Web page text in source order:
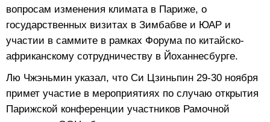
вопросам изменения климата в Париже, о
государственных визитах в Зимбабве и ЮАР и
участии в саммите в рамках Форума по китайско-
африканскому сотрудничеству в Йоханнесбурге.
Лю Чжэньмин указал, что Си Цзиньпин 29-30 ноября
примет участие в мероприятиях по случаю открытия
Парижской конференции участников Рамочной